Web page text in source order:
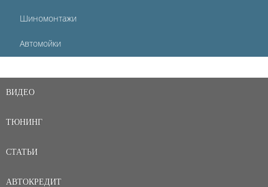
Шиномонтажи
Автомойки
ВИДЕО
ТЮНИНГ
СТАТЬИ
АВТОКРЕДИТ